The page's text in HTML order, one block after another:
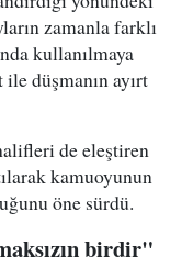
zamanla farklı
kullanılmaya
ile düşmanın ayırt
de eleştiren
kamuoyunun
öne sürdü.
birdir"